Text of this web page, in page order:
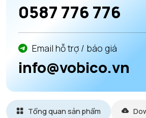
0587 776 776
Email hỗ trợ / báo giá
info@vobico.vn
Tổng quan sản phẩm